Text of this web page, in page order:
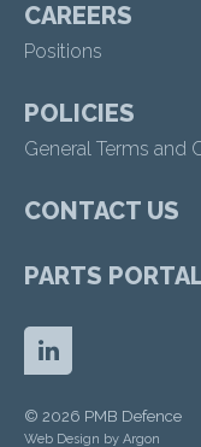
CAREERS
Positions
POLICIES
General Terms and
CONTACT US
PARTS
© 2026 PMB Defence
Web Design by Argon